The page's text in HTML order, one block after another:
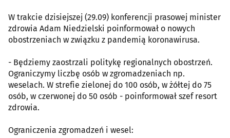
W trakcie dzisiejszej (29.09) konferencji prasowej minister
zdrowia Adam Niedzielski poinformował o nowych
obostrzeniach w związku z pandemią koronawirusa.
- Będziemy zaostrzali politykę regionalnych obostrzeń.
Ograniczymy liczbę osób w zgromadzeniach np.
weselach. W strefie zielonej do 100 osób, w żółtej do 75
osób, w czerwonej do 50 osób - poinformował szef resort
zdrowia.
Ograniczenia zgromadzeń i wesel: